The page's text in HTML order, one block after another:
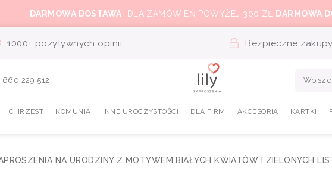
DARMOWA DOSTAWA DLA ZAMÓWIEŃ POWYŻEJ 300 ZŁ DARMOWA
1000+ pozytywnych opinii Bezpieczne
660 229 512
CHRZEST KOMUNIA INNE UROCZYSTOŚCI DLA FIRM AKCESORIA KARTKI
NA URODZINY Z MOTYWEM BIAŁYCH KWIATÓW I ZIELONYCH